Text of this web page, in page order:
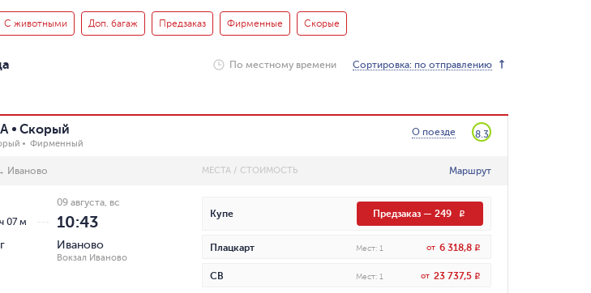
С животными Доп. багаж Предзаказ Фирменные Скорые
По местному времени Сортировка: по отправлению
Скорый
Фирменный
О поезде 8.3
Иваново МЕСТА / СТОИМОСТЬ Маршрут
07 м
09 августа, вс
10:43
Иваново
Вокзал Иваново
Купе Предзаказ— 249 R
Плацкарт Мест: 1 от 6 318,8 R
СВ Мест: 1 от 23 737,5 R